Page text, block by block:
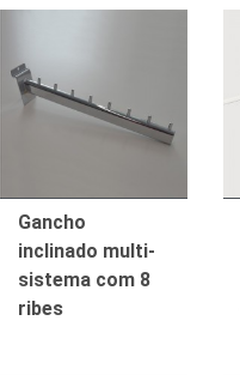
Gancho
inclinado multi-
sistema com 8
ribes